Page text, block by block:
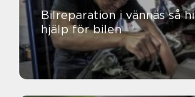
Bilreparation i vännäs så hittar du rätt
hjälp för bilen